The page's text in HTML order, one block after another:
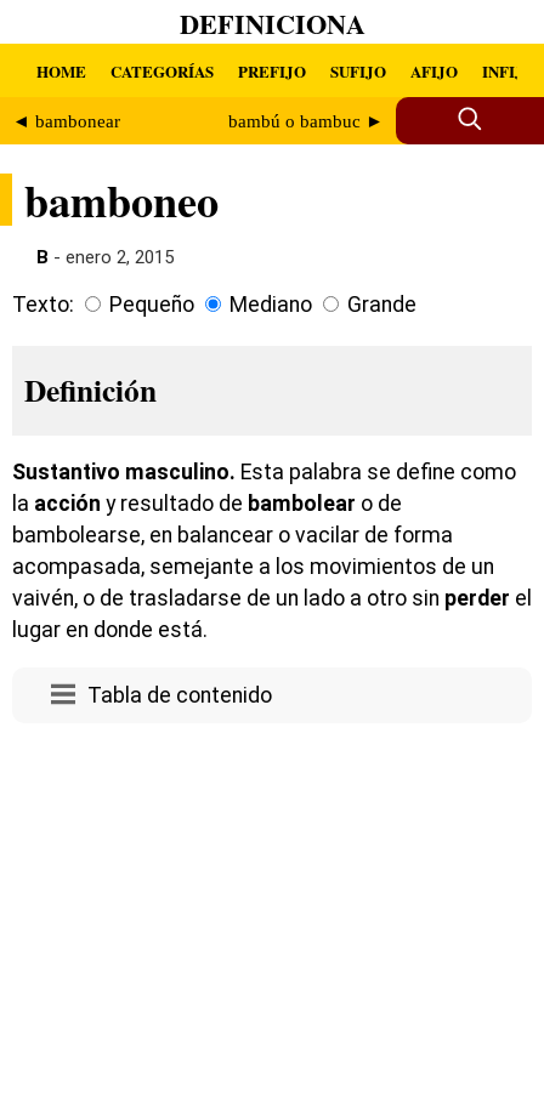
DEFINICIONA
HOME CATEGORÍAS PREFIJO SUFIJO AFIJO INFIJO
◄ bambonear bambú o bambuc ►
bamboneo
B - enero 2, 2015
Texto: Pequeño Mediano Grande
Definición
Sustantivo masculino. Esta palabra se define como
la acción y resultado de bambolear o de
bambolearse, en balancear o vacilar de forma
acompasada, semejante a los movimientos de un
vaivén, o de trasladarse de un lado a otro sin perder el
lugar en donde está.
Tabla de contenido